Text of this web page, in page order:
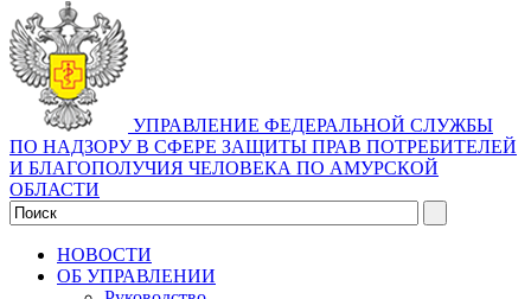
УПРАВЛЕНИЕ ФЕДЕРАЛЬНОЙ СЛУЖБЫ
ПО НАДЗОРУ В СФЕРЕ ЗАЩИТЫ ПРАВ ПОТРЕБИТЕЛЕЙ
И БЛАГОПОЛУЧИЯ ЧЕЛОВЕКА ПО АМУРСКОЙ
ОБЛАСТИ
НОВОСТИ
ОБ УПРАВЛЕНИИ